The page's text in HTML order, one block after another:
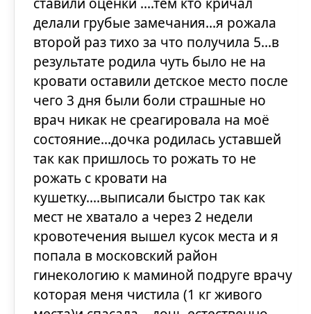
делали грубые замечания...я рожала
второй раз тихо за что получила 5...в
результате родила чуть было не на
кровати оставили детское место после
чего 3 дня были боли страшные но
врач никак не среагировала на моё
состояние...дочка родилась уставшей
так как пришлось то рожать то не
рожать с кровати на
кушетку....выписали быстро так как
мест не хватало а через 2 недели
кровотечения вышел кусок места и я
попала в московский район
гинекологию к маминой подруге врачу
которая меня чистила (1 кг живого